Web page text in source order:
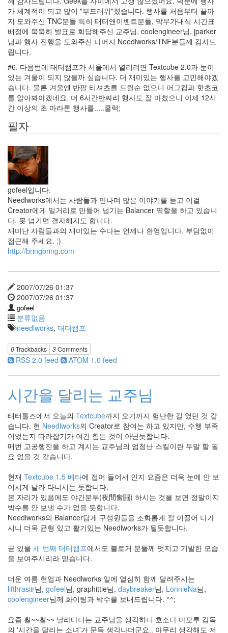
가 체계적이 되고 많이 "부드러워"졌습니다. 행사를 처음부터 끝까
지 도와주신 TNC분들 특히 태터앤이벤트분들, 막무가내식 시간표
배정에 묵묵히 발표로 화답해주신 교주님, coolengineer님, jparker
님과 행사 진행을 도와주신 나머지 Needlworks/TNF분들께 감사드
립니다.
#6. 다음번에 태터캠프가 서울에서 열리려면 Textcube 2.0과 눈이
있는 겨울이 되지 않을까 싶습니다. 더 재미있는 행사를 고민해야겠
습니다. 물론 겨울엔 반팔 티셔츠를 드릴순 없으니 머그컵과 핫초코
를 알아봐야겠네요. 머 6시간반짜리 행사도 잘 마쳤으니 이제 12시
간 이상의 초 마라톤 행사를.....쿨럭;
필자
gofeel입니다.
Needlworks에서는 사람들과 만나며 많은 이야기를 듣고 이걸
Creator에게 일거리로 만들어 넘기는 Balancer 역할을 하고 있습니
다. 못 넘기면 결자해지도 합니다.
재미난 사람들과의 재미있는 수다는 언제나 환영입니다. 부담없이
접근해 주세요. :)
http://bringbring.com
2007/07/26 01:37
2007/07/26 01:37
gofeel
분류없음
needlworks, 태터캠프
0Trackbacks 3Comments
RSS 2.0 feed ATOM 1.0 feed
시간을 달리는 교주님
태터툴즈에서 오늘의 Textcube까지 오기까지 험난한 길 였던 것 같
습니다. 현 Needlworks의 Creator로 참여는 하고 있지만, 수행 부족
이었는지 따라잡기가 여간 힘든 것이 아닌듯합니다.
매번 고공행진을 하고 계시는 교주님의 엄청난 스킬이란 두말 할 필
요 없을 것 같습니다.
현재 Textcube 1.5 베타에 접어 들어서 인지 요즘은 더욱 눈에 안 보
이시게 날라 다니시는 듯합니다.
본 자리가 있음에도 야간분투(夜間奮鬪) 하시는 것을 보면 정말이지
박수를 안 보낼 수가 없을 듯합니다.
Needlworks의 Balancer답게 구성원들을 조화롭게 잘 이끌어 나가
시니 더욱 균형 있고 활기있는 Needlworks가 될듯합니다.
곧 있을 세 번째 태터캠프에서도 블로거 분들께 멋지고 기발한 모습
을 보여주시리라 믿습니다.
더운 여름 현업과 Needlworks 일에 열심히 함께 달려주시는
lifthrasiir님, gofeel님, graphittie님, daybreaker님, LonnieNa님,
coolengineer님께 화이팅과 박수를 보내드립니다. ^^;
요즘 훨~~훨~~ 날라다니는 교주님을 생각하니 호소다 마모루 감독
의 '시간을 달리는 소녀'가 문득 생각나더군요.. 아무리 생각해도 저
사
파
리
needlworks.org
textcube
행
TNF
책
읽
상
평
향
정
신
성
픈
소
스
토
론
문
화
User
Interface
의
세
계
Notices
Find!
전
130
따
뜻
한
이
기
33
차
가
운
이
기
10
거
운
이
기
44